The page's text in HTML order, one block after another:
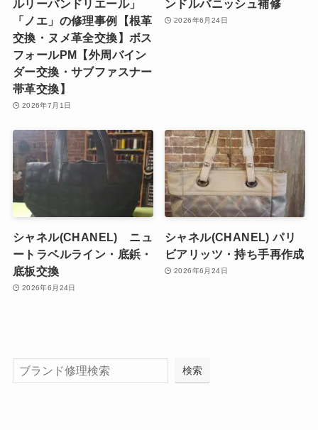
ルリーバンドリエール」
「ノエ」の修理事例【根革
交換・ヌメ革全交換】ボス
フォールPM【外周バイン
ダー交換・サブファスナー
帯革交換】
2026年7月1日
ンドルバニッシュ補修
2026年6月24日
シャネル(CHANEL) ニュ
ートラベルライン・底鋲・
底板交換
2026年6月24日
シャネル(CHANEL) パリ
ビアリッツ・持ち手再作成
2026年6月24日
検索